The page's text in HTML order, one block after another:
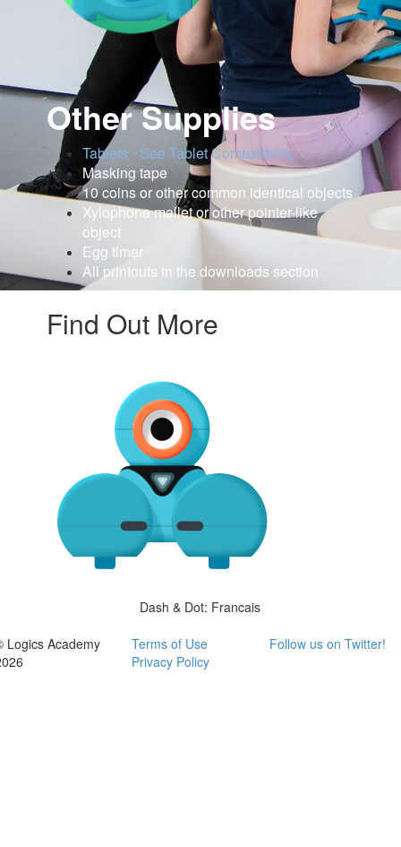
Other Supplies
Tablets - See Tablet Compatibility
Masking tape
10 coins or other common identical objects
Xylophone mallet or other pointer-like
object
Egg timer
All printouts in the downloads section
Find Out More
Dash & Dot: Francais
Logics Academy
Terms of Use
Privacy Policy
Follow us on Twitter!